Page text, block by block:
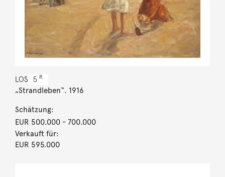
LOS 5 R
„Strandleben“. 1916
Schätzung:
EUR 500.000- 700.000
Verkauft für:
EUR 595.000